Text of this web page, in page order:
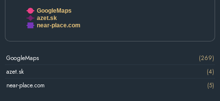
GoogleMaps
azet.sk
near-place.com
GoogleMaps
(269)
azet.sk
(4)
near-place.com
(5)